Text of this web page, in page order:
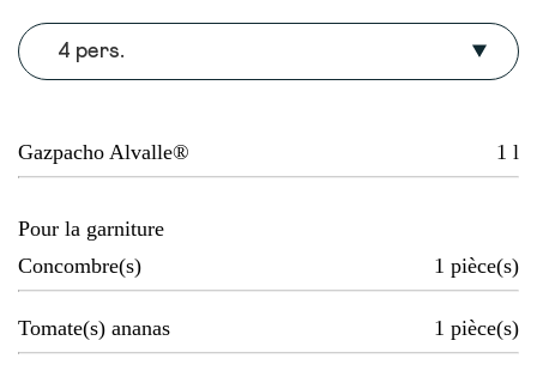
4 pers.
Gazpacho Alvalle® 1 l
Pour la garniture
Concombre(s)
1 pièce(s)
Tomate(s) ananas 1 pièce(s)